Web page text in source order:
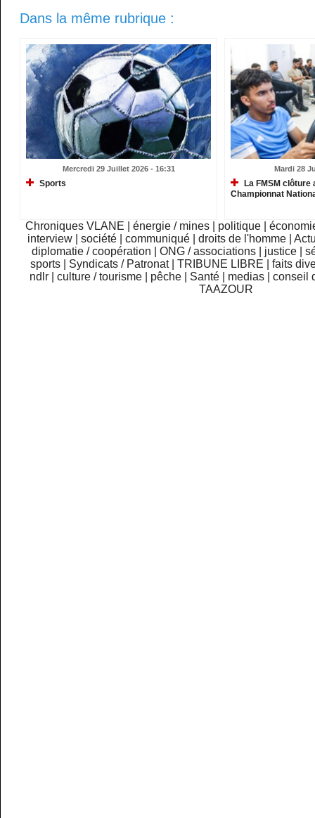
Dans la même rubrique :
Mercredi 29 Juillet 2026 - 16:31
Sports
Mardi 28
La FMSM
Championnat
Chroniques VLANE énergie / mines politique
interview
|société |communiqué |droits de l'homme |
diplomatie / coopération
ONG / associations justice
sports
Syndicats / Patronat TRIBUNE LIBRE
faits
ndlr
|culture / tourisme pêche Santé medias |conseil
TAAZOUR